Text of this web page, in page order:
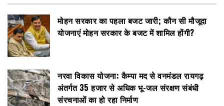
मोहन सरकार का पहला बजट जारी; कौन सी मौजूदा
योजनाएं मोहन सरकार के बजट में शामिल होंगी?
नरवा विकास योजना: कैम्पा मद से वनमंडल रायगढ़
अंतर्गत 35 हजार से अधिक भू-जल संरक्षण संबंधी
संरचनाओं का हो रहा निर्माण